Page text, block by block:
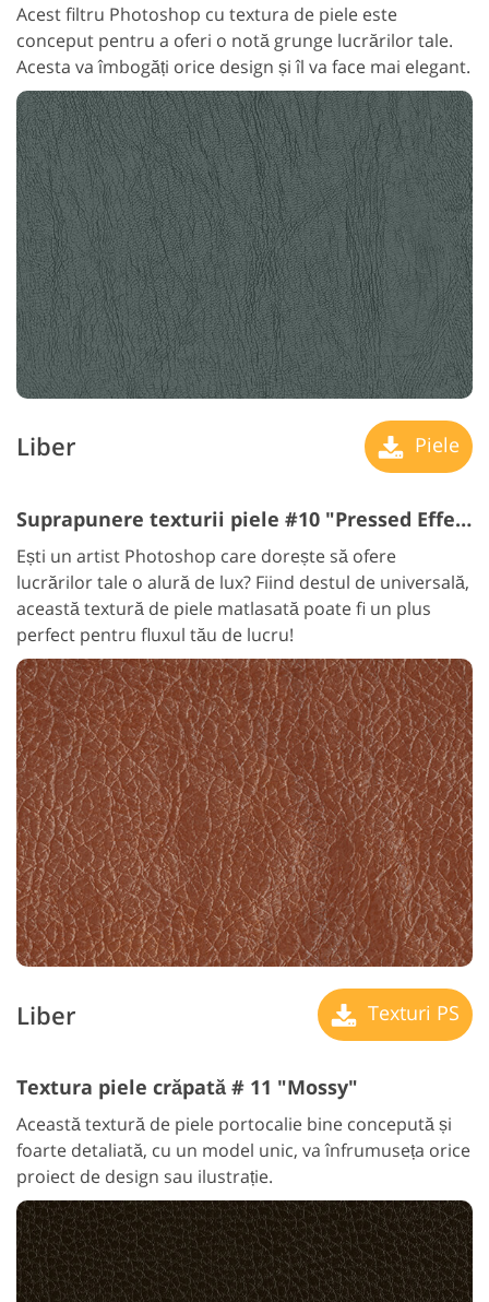
Acest filtru Photoshop cu textura de piele este
conceput pentru a oferi o notă grunge lucrărilor tale.
Acesta va îmbogăți orice design și îl va face mai elegant.
Liber Piele
Suprapunere texturii piele #10 "Pressed Effect"
Ești un artist Photoshop care dorește să ofere
lucrărilor tale o alură de lux? Fiind destul de universală,
această textură de piele matlasată poate fi un plus
perfect pentru fluxul tău de lucru!
Liber Texturi PS
Textura piele crăpată # 11 "Mossy"
Această textură de piele portocalie bine concepută și
foarte detaliată, cu un model unic, va înfrumuseța orice
proiect de design sau ilustrație.